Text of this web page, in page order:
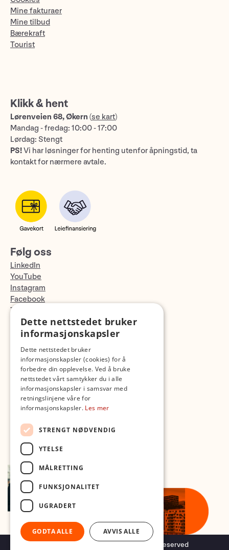
Mine fakturaer
Mine tilbud
Bærekraft
Tourist
Klikk & hent
Lørenveien 68, Økern (se kart)
Mandag - fredag: 10:00 - 17:00
Lørdag: Stengt
PS!Vi har løsninger for henting utenfor åpningstid, ta
kontakt for nærmere avtale.
Følg oss
LinkedIn
YouTube
Instagram
Facebook
TikTok
Fotopodden
Copyright © 2026 Foto.no - All rights reserved
Dette nettstedet bruker
informasjonskapsler
Dette nettstedet bruker
informasjonskapsler (cookies) for å
forbedre din opplevelse. Ved å bruke
nettstedet vårt samtykker du i alle
informasjonskapsler i samsvar med
retningslinjene våre for
informasjonskapsler. Les mer
STRENGT NØDVENDIG
YTELSE
MÅLRETTING
FUNKSJONALITET
UGRADERT
GODTA ALLE AVVIS ALLE